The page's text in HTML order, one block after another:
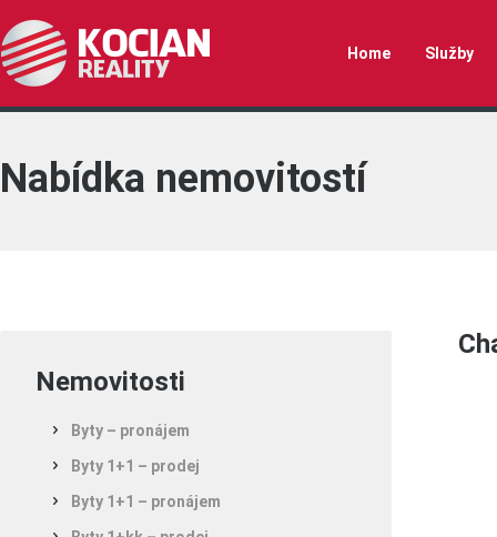
Home Služby
Nabídka nemovitostí
Nemovitosti
Byty – pronájem
Byty 1+1 – prodej
Byty 1+1 – pronájem